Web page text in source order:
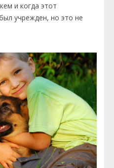
и когда этот
учрежден, но это не